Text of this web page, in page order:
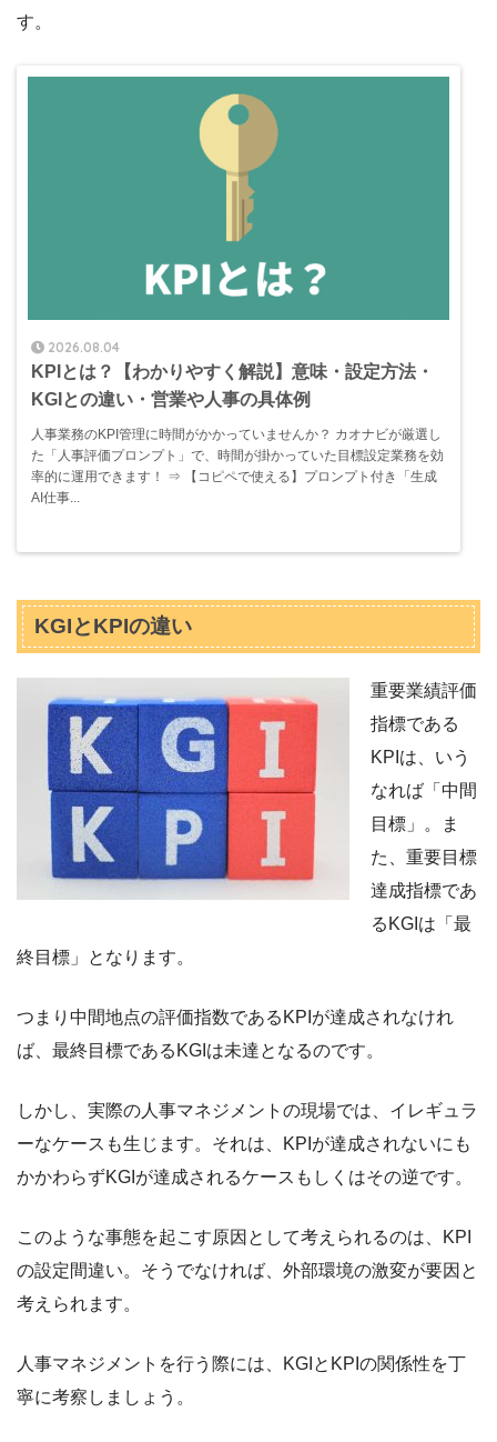
す。
2026.08.04
KPIとは？【わかりやすく解説】意味・設定方法・
KGIとの違い・営業や人事の具体例
人事業務のKPI管理に時間がかかっていませんか？ カオナビが厳選し
た「人事評価プロンプト」で、時間が掛かっていた目標設定業務を効
率的に運用できます！ ⇒ 【コピペで使える】プロンプト付き「生成
AI仕事...
KGIとKPIの違い
重要業績評価
指標である
KPIは、いう
なれば「中間
目標」。ま
た、重要目標
達成指標であ
るKGIは「最
終目標」となります。
つまり中間地点の評価指数であるKPIが達成されなけれ
ば、最終目標であるKGIは未達となるのです。
しかし、実際の人事マネジメントの現場では、イレギュラ
ーなケースも生じます。それは、KPIが達成されないにも
かかわらずKGIが達成されるケースもしくはその逆です。
このような事態を起こす原因として考えられるのは、KPI
の設定間違い。そうでなければ、外部環境の激変が要因と
考えられます。
人事マネジメントを行う際には、KGIとKPIの関係性を丁
寧に考察しましょう。